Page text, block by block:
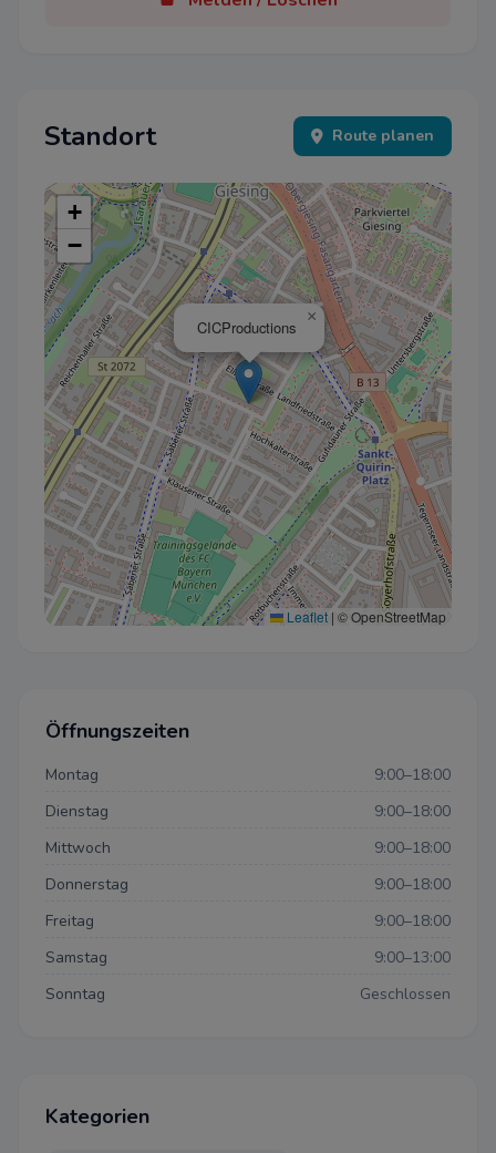
Standort Route planen
CICProductions
×
+
−
Leaflet | © OpenStreetMap
Öffnungszeiten
Montag
9:00–18:00
Dienstag
9:00–18:00
Mittwoch
9:00–18:00
Donnerstag
9:00–18:00
Freitag
9:00–18:00
Samstag
9:00–13:00
Sonntag
Geschlossen
Kategorien